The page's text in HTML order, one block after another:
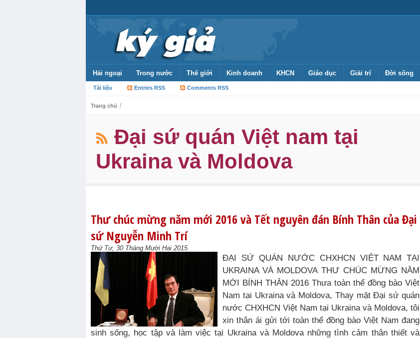
Hải ngoại Trong nước Thế giới Kinh doanh KHCN Giáo dục Giải trí Đời sống
Tài liệu Entries RSS Comments RSS
Trang chủ /
Đại sứ quán Việt nam tại
Ukraina và Moldova
Thư chúc mừng năm mới 2016 và Tết nguyên đán Bính Thân của Đại
sứ Nguyễn Minh Trí
Thứ Tư, 30 Tháng Mười Hai 2015
ĐẠI SỨ QUÁN NƯỚC CHXHCN VIỆT NAM TẠI
UKRAINA VÀ MOLDOVA THƯ CHÚC MỪNG NĂM
MỚI BÍNH THÂN 2016 Thưa toàn thể đồng bào Việt
Nam tại Ukraina và Moldova, Thay mặt Đại sứ quán
nước CHXHCN Việt Nam tại Ukraina và Moldova, tôi
xin thân ái gửi tới toàn thể đồng bào Việt Nam đang
sinh sống, học tập và làm việc tại Ukraina và Moldova những tình cảm thân thiết và